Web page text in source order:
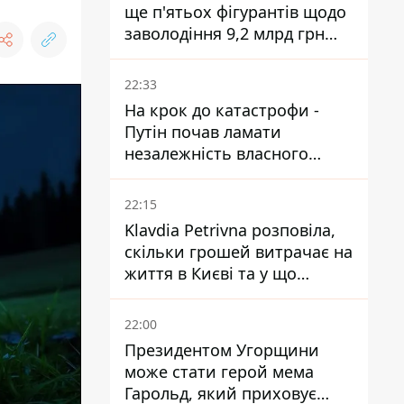
ще п'ятьох фігурантів щодо
заволодіння 9,2 млрд грн
ПриватБанку скерували до
суду
22:33
На крок до катастрофи -
Путін почав ламати
незалежність власного
Центробанку, змусивши
знизити базову ставку
22:15
Klavdia Petrivna розповіла,
скільки грошей витрачає на
життя в Києві та у що
вкладає мільйони
22:00
Президентом Угорщини
може стати герой мема
Гарольд, який приховує